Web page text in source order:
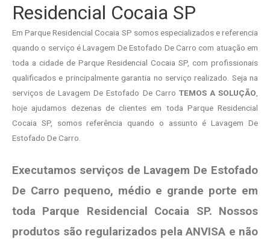
Residencial Cocaia SP
Em Parque Residencial Cocaia SP somos especializados e referencia
quando o serviço é Lavagem De Estofado De Carro com atuação em
toda a cidade de Parque Residencial Cocaia SP, com profissionais
qualificados e principalmente garantia no serviço realizado. Seja na
serviços de Lavagem De Estofado De Carro TEMOS A SOLUÇÃO
hoje ajudamos dezenas de clientes em toda Parque Residencial
Cocaia SP, somos referência quando o assunto é Lavagem De
Estofado De Carro.
Executamos serviços de Lavagem De Estofado
De Carro pequeno, médio e grande porte em
toda Parque Residencial Cocaia SP. Nossos
produtos são regularizados pela ANVISA e não